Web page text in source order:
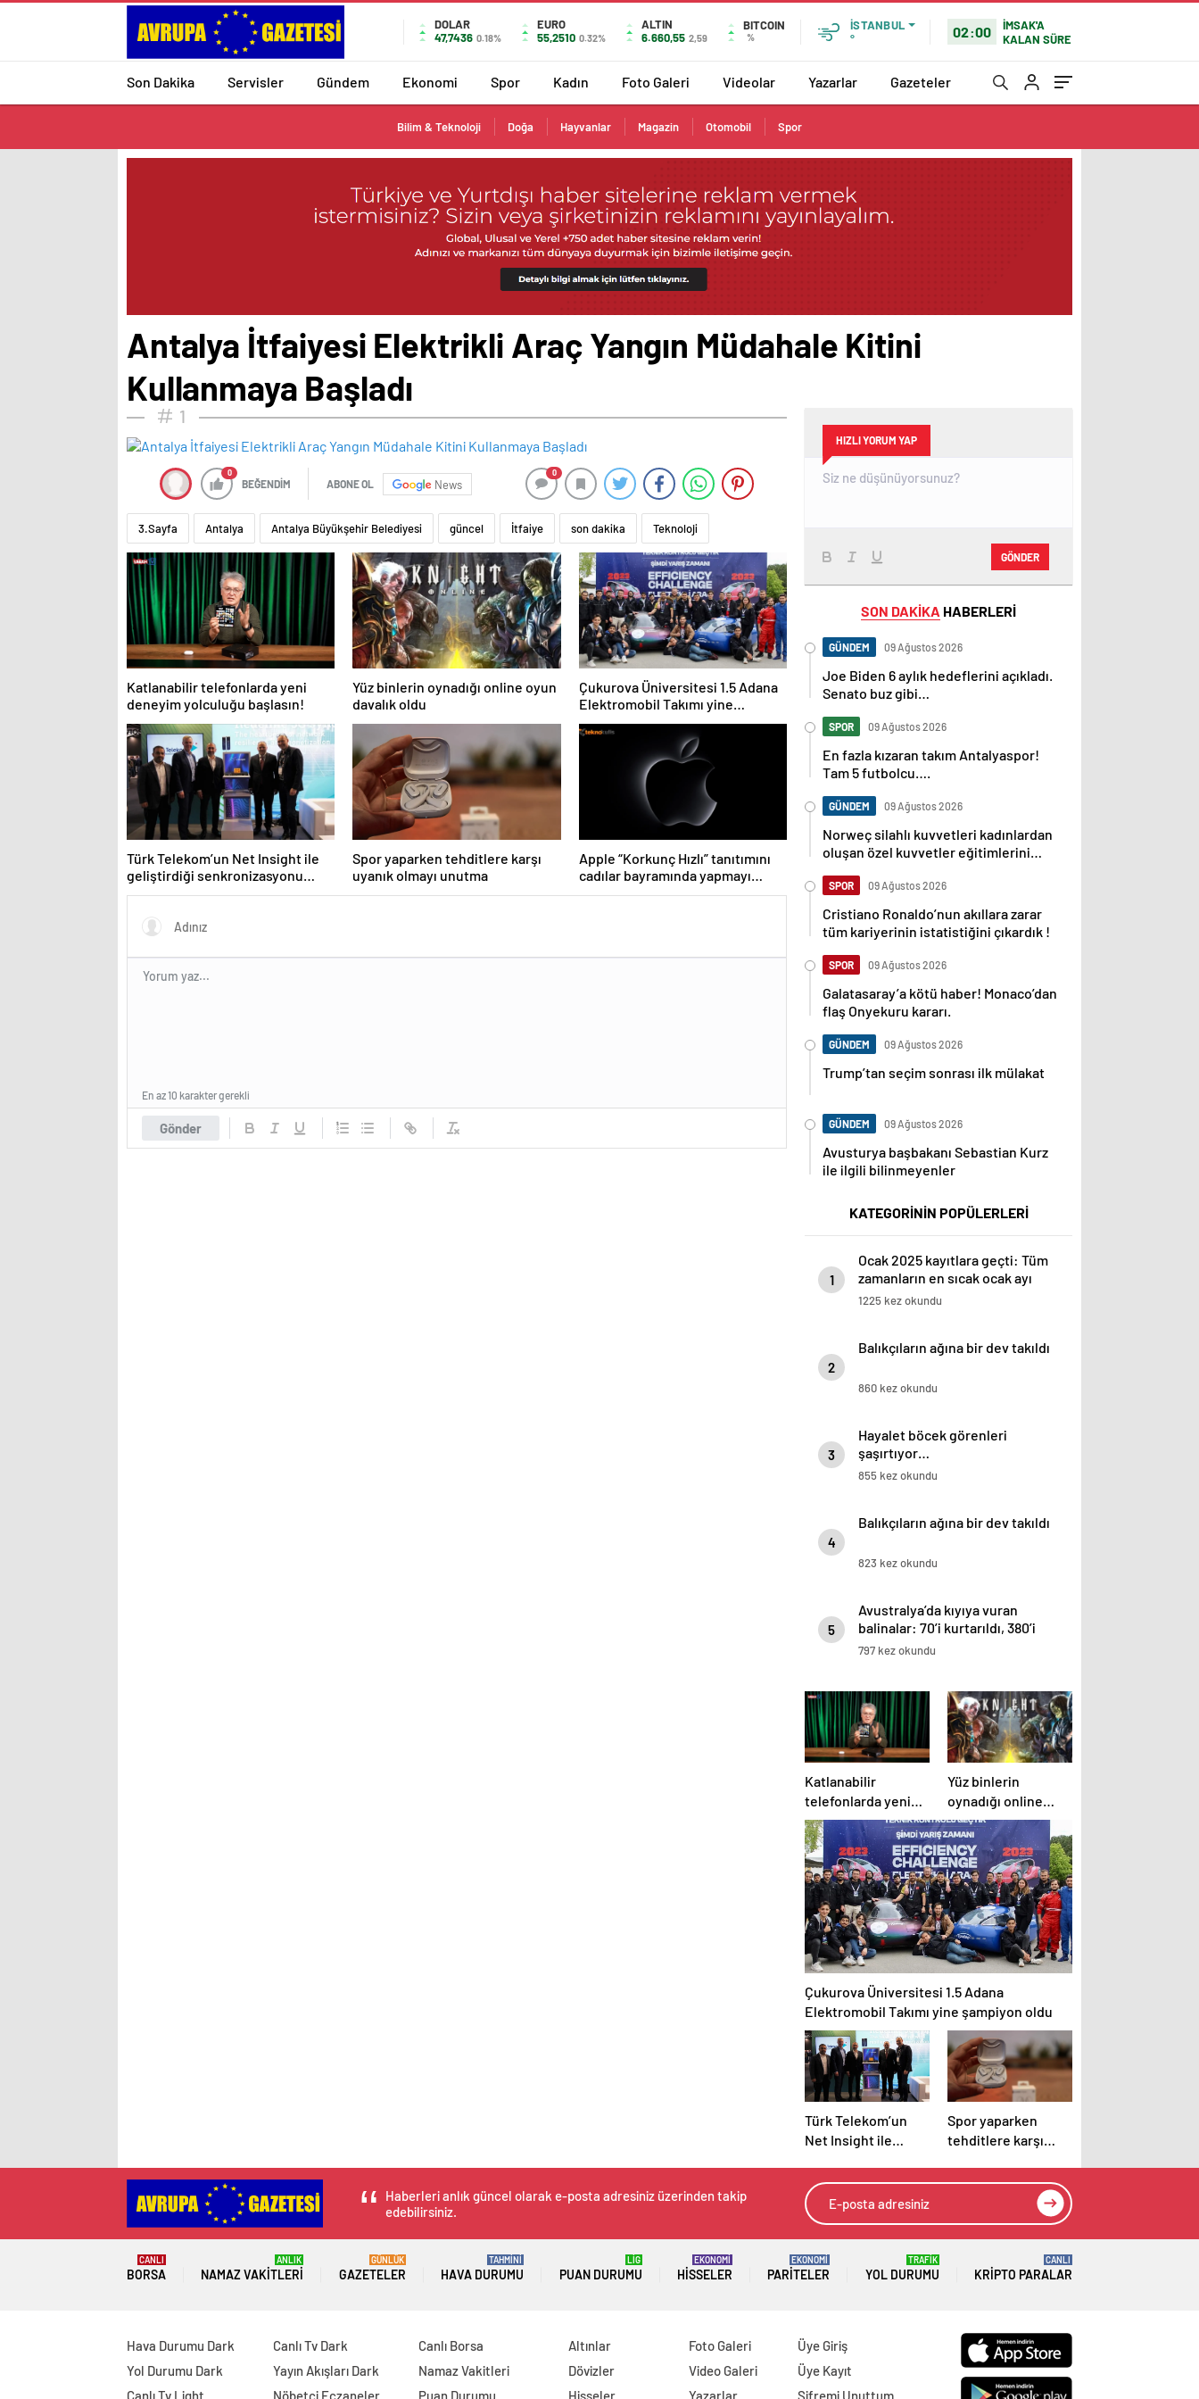
DOLAR
47,7436 0.18%
EURO
55,2510 0.32%
ALTIN
6.660,55 2,59
BITCOIN
%
İSTANBUL
°
02:00
İMSAK'A
KALAN SÜRE
Son Dakika Servisler Gündem Ekonomi Spor Kadın Foto Galeri Videolar Yazarlar Gazeteler
Bilim & Teknoloji Doğa Hayvanlar Magazin Otomobil Spor
Antalya İtfaiyesi Elektrikli Araç Yangın Müdahale Kitini
Kullanmaya Başladı
1
0
BEĞENDİM ABONE OL News
0
3.Sayfa Antalya Antalya Büyükşehir Belediyesi güncel İtfaiye son dakika Teknoloji
Katlanabilir telefonlarda yeni
deneyim yolculuğu başlasın!
Yüz binlerin oynadığı online oyun
davalık oldu
Çukurova Üniversitesi 1.5 Adana
Elektromobil Takımı yine
şampiyon oldu
Türk Telekom’un Net Insight ile
geliştirdiği senkronizasyonu
çözümü ITU-T’de
Spor yaparken tehditlere karşı
uyanık olmayı unutma
Apple “Korkunç Hızlı” tanıtımını
cadılar bayramında yapmayı
planlıyor
Gönder
En az 10 karakter gerekli
HIZLI YORUM YAP
GÖNDER
SON DAKİKA HABERLERİ
GÜNDEM 09 Ağustos 2026
Joe Biden 6 aylık hedeflerini açıkladı.
Senato buz gibi…
SPOR 09 Ağustos 2026
En fazla kızaran takım Antalyaspor!
Tam 5 futbolcu….
GÜNDEM 09 Ağustos 2026
Norweç silahlı kuvvetleri kadınlardan
oluşan özel kuvvetler eğitimlerini
SPOR 09 Ağustos 2026
Cristiano Ronaldo’nun akıllara zarar
tüm kariyerinin istatistiğini çıkardık !
SPOR 09 Ağustos 2026
Galatasaray’a kötü haber! Monaco’dan
flaş Onyekuru kararı.
GÜNDEM 09 Ağustos 2026
Trump’tan seçim sonrası ilk mülakat
GÜNDEM 09 Ağustos 2026
Avusturya başbakanı Sebastian Kurz
ile ilgili bilinmeyenler
KATEGORİNİN POPÜLERLERİ
1
Ocak 2025 kayıtlara geçti: Tüm
zamanların en sıcak ocak ayı
1225 kez okundu
2
Balıkçıların ağına bir dev takıldı
860 kez okundu
3
Hayalet böcek görenleri
şaşırtıyor…
855 kez okundu
4
Balıkçıların ağına bir dev takıldı
823 kez okundu
5
Avustralya’da kıyıya vuran
balinalar: 70’i kurtarıldı, 380’i
öldü
797 kez okundu
Katlanabilir
telefonlarda yeni
deneyim yolculuğu
başlasın!
Yüz binlerin
oynadığı online
oyun davalık oldu
Çukurova Üniversitesi 1.5 Adana
Elektromobil Takımı yine şampiyon oldu
Türk Telekom’un
Net Insight ile
senkronizasyonu
çözümü ITU-T’de
Spor yaparken
tehditlere karşı
unutma
Haberleri anlık güncel olarak e-posta adresiniz üzerinden takip
edebilirsiniz.
BORSA
CANLI
NAMAZ VAKITLERI
ANLIK
GAZETELER
GÜNLÜK
HAVA DURUMU
TAHMİNİ
PUAN DURUMU
LİG
HISSELER
EKONOMİ
PARITELER
EKONOMİ
YOL DURUMU
TRAFİK
KRIPTO PARALAR
CANLI
Hava Durumu Dark
Yol Durumu Dark
Canlı Tv Light
Canlı Tv Dark
Yayın Akışları Dark
Nöbetçi Eczaneler
Canlı Borsa
Namaz Vakitleri
Puan Durumu
Altınlar
Dövizler
Hisseler
Foto Galeri
Video Galeri
Yazarlar
Üye Giriş
Üye Kayıt
Şifremi Unuttum